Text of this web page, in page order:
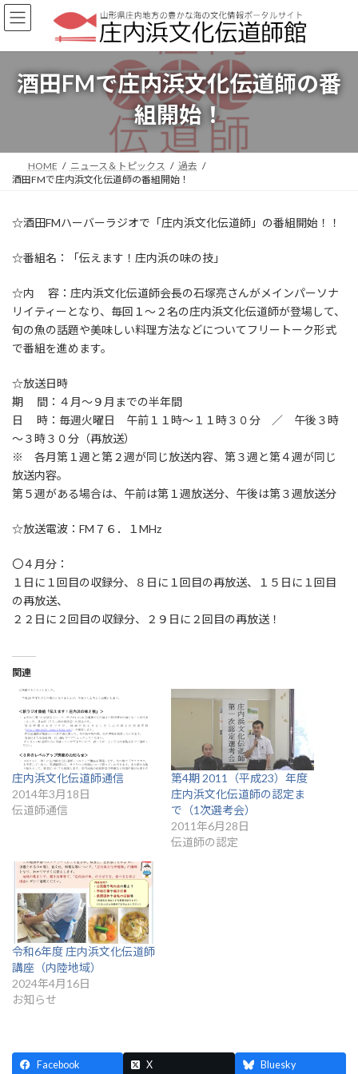
コ
ン
ン
プ
ナ
ビ
ー
動
酒田FMで庄内浜文化伝道師の番
組開始！
HOME ニュース＆トピックス
過去
酒田FMで庄内浜文化伝道師の番組開始！
☆酒田FMハーバーラジオで「庄内浜文化伝道師」の番組開始！！
☆番組名：「伝えます！庄内浜の味の技」
☆内 容：庄内浜文化伝道師会長の石塚亮さんがメインパーソナ
リイティーとなり、毎回１～２名の庄内浜文化伝道師が登場して、
旬の魚の話題や美味しい料理方法などについてフリートーク形式
で番組を進めます。
☆放送日時
期 間：４月～９月までの半年間
日 時：毎週火曜日 午前１１時～１１時３０分 ／ 午後３時
～３時３０分（再放送）
※ 各月第１週と第２週が同じ放送内容、第３週と第４週が同じ
放送内容。
第５週がある場合は、午前は第１週放送分、午後は第３週放送分
☆放送電波：FM７６．１MHz
〇４月分：
１日に１回目の収録分、８日に１回目の再放送、１５日に１回目
の再放送、
２２日に２回目の収録分、２９日に２回目の再放送！
関連
庄内浜文化伝道師通信
2014年3月18日
伝道師通信
第4期 2011（平成23）年度
庄内浜文化伝道師の認定ま
で（1次選考会）
2011年6月28日
伝道師の認定
令和6年度 庄内浜文化伝道師
講座（内陸地域）
2024年4月16日
お知らせ
Facebook X Bluesky